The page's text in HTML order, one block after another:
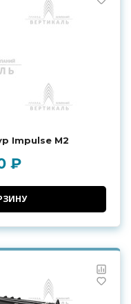
Impulse M2
₽